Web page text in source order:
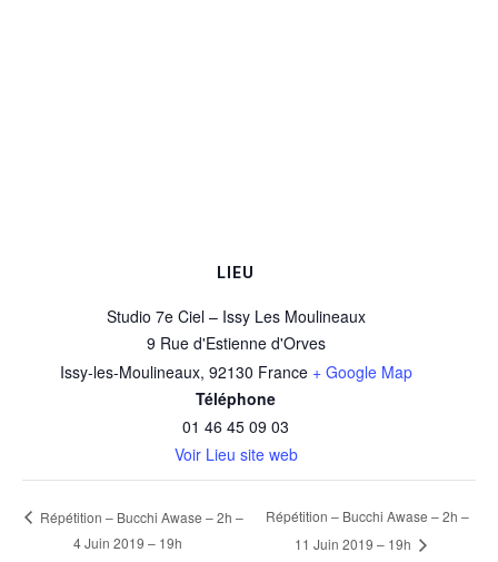
LIEU
Studio 7e Ciel – Issy Les Moulineaux
9 Rue d'Estienne d'Orves
Issy-les-Moulineaux, 92130 France + Google Map
Téléphone
01 46 45 09 03
Voir Lieu site web
Répétition – Bucchi Awase – 2h –
4 Juin 2019 – 19h
Répétition – Bucchi Awase – 2h –
11 Juin 2019 – 19h